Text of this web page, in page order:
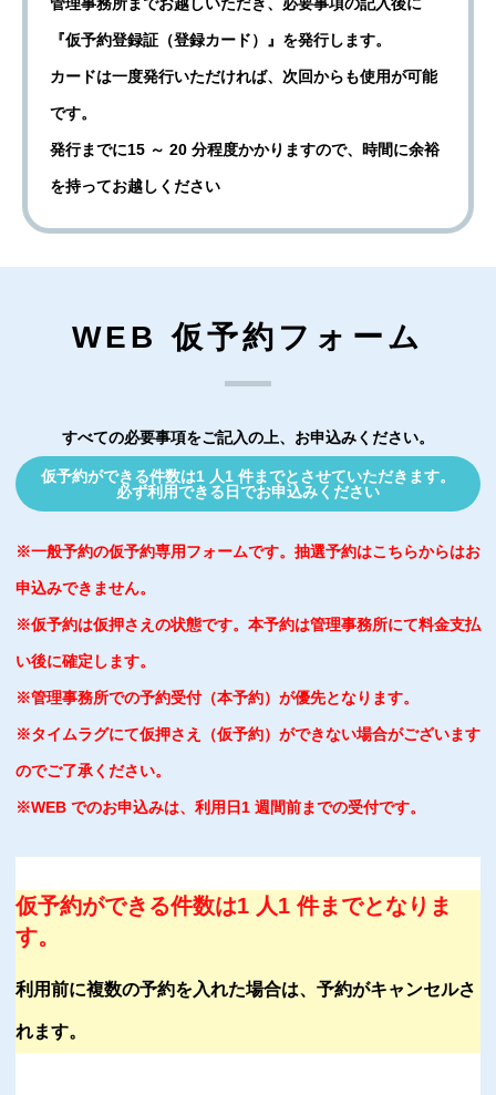
管理事務所までお越しいただき、必要事項の記入後に
『仮予約登録証（登録カード）』を発行します。
カードは一度発行いただければ、次回からも使用が可能
です。
発行までに15 ～ 20 分程度かかりますので、時間に余裕
を持ってお越しください
WEB 仮予約フォーム
すべての必要事項をご記入の上、お申込みください。
仮予約ができる件数は1 人1 件までとさせていただきます。
必ず利用できる日でお申込みください
※一般予約の仮予約専用フォームです。抽選予約はこちらからはお
申込みできません。
※仮予約は仮押さえの状態です。本予約は管理事務所にて料金支払
い後に確定します。
※管理事務所での予約受付（本予約）が優先となります。
※タイムラグにて仮押さえ（仮予約）ができない場合がございます
のでご了承ください。
※WEB でのお申込みは、利用日1 週間前までの受付です。
仮予約ができる件数は1 人1 件までとなりま
す。
利用前に複数の予約を入れた場合は、予約がキャンセルさ
れます。